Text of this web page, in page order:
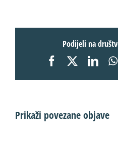
Podijeli na
Facebook
Prikaži povezane objave